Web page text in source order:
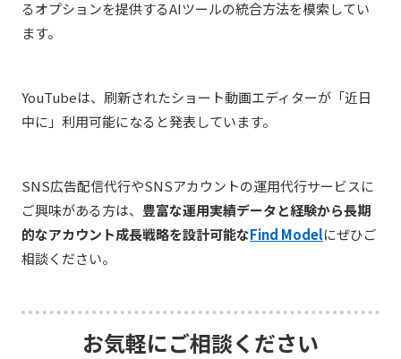
るオプションを提供するAIツールの統合方法を模索してい
ます。
YouTubeは、刷新されたショート動画エディターが「近日
中に」利用可能になると発表しています。
SNS広告配信代行やSNSアカウントの運用代行サービスに
ご興味がある方は、 豊富な運用実績データと経験から長期
的なアカウント成長戦略を設計可能なFind Modelにぜひご
相談ください。
お気軽にご相談ください